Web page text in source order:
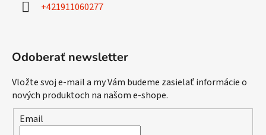
+421911060277
Odoberať newsletter
Vložte svoj e-mail a my Vám budeme zasielať informácie o
nových produktoch na našom e-shope.
Email